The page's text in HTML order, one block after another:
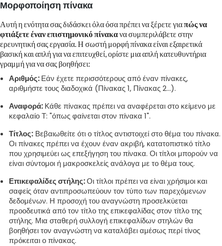
Μορφοποίηση πίνακα
Αυτή η ενότητα σας διδάσκει όλα όσα πρέπει να ξέρετε γιαπώς να
φτιάξετε έναν επιστημονικό πίνακανα συμπεριλάβετε στην
ερευνητική σας εργασία. Η σωστή μορφή πίνακα είναι εξαιρετικά
βασική και απλή για να επιτευχθεί, ορίστε μια απλή κατευθυντήρια
γραμμή για να σας βοηθήσει:
Αριθμός:Εάν έχετε περισσότερους από έναν πίνακες,
αριθμήστε τους διαδοχικά (Πίνακας 1, Πίνακας 2...).
Αναφορά:Κάθε πίνακας πρέπει να αναφέρεται στο κείμενο με
κεφαλαίο Τ: "όπως φαίνεται στον πίνακα 1".
Τίτλος: Βεβαιωθείτε ότι ο τίτλος αντιστοιχεί στο θέμα του πίνακα.
Οι πίνακες πρέπει να έχουν έναν ακριβή, κατατοπιστικό τίτλο
που χρησιμεύει ως επεξήγηση του πίνακα. Οι τίτλοι μπορούν να
είναι σύντομοι ή μακροσκελείς ανάλογα με το θέμα τους.
Επικεφαλίδες στήλης:Οι τίτλοι πρέπει να είναι χρήσιμοι και
σαφείς όταν αντιπροσωπεύουν τον τύπο των παρεχόμενων
δεδομένων. Η προσοχή του αναγνώστη προσελκύεται
προοδευτικά από τον τίτλο της επικεφαλίδας στον τίτλο της
στήλης. Μια σταθερή συλλογή επικεφαλίδων στηλών θα
βοηθήσει τον αναγνώστη να καταλάβει αμέσως περί τίνος
πρόκειται ο πίνακας.